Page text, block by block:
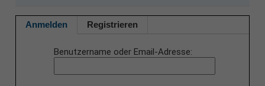
Anmelden Registrieren
Benutzername oder Email-Adresse